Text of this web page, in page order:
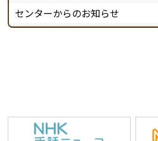
センターからのお知らせ